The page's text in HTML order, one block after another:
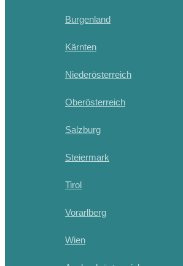
Burgenland
Kärnten
Niederösterreich
Oberösterreich
Salzburg
Steiermark
Tirol
Vorarlberg
Wien